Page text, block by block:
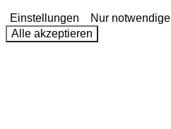
Einstellungen
Nur notwendige
Alle akzeptieren